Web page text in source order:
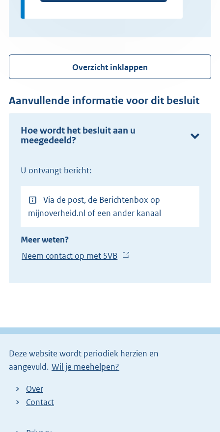
Overzicht inklappen
Aanvullende informatie voor dit besluit
Hoe wordt het besluit aan u
meegedeeld?
U ontvangt bericht:
Via de post, de Berichtenbox op
mijnoverheid.nl of een ander kanaal
Meer weten?
Neem contact op met SVB
x
n
e
l
Deze website wordt periodiek herzien en
aangevuld. Wil je meehelpen?
Over
Contact